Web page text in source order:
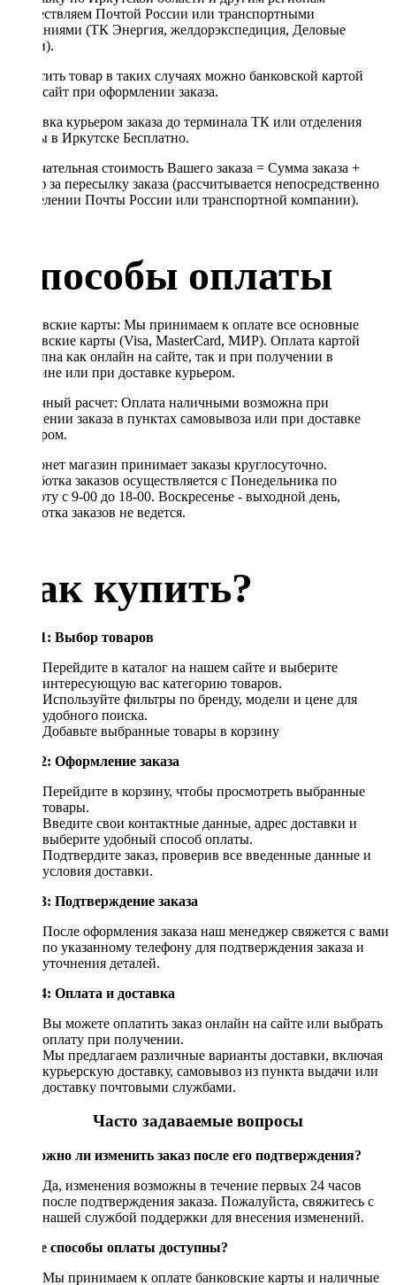
осуществляем Почтой России или транспортными
компаниями (ТК Энергия, желдорэкспедиция, Деловые
линии).
Оплатить товар в таких случаях можно банковской картой
через сайт при оформлении заказа.
Доставка курьером заказа до терминала ТК или отделения
Почты в Иркутске Бесплатно.
Окончательная стоимость Вашего заказа = Сумма заказа +
Тариф за пересылку заказа (рассчитывается непосредственно
в отделении Почты России или транспортной компании).
Способы оплаты
Банковские карты: Мы принимаем к оплате все основные
банковские карты (Visa, MasterCard, МИР). Оплата картой
доступна как онлайн на сайте, так и при получении в
магазине или при доставке курьером.
Наличный расчет: Оплата наличными возможна при
получении заказа в пунктах самовывоза или при доставке
курьером.
Интернет магазин принимает заказы круглосуточно.
Обработка заказов осуществляется с Понедельника по
Субботу с 9-00 до 18-00. Воскресенье - выходной день,
обработка заказов не ведется.
Как купить?
Шаг 1: Выбор товаров
Перейдите в каталог на нашем сайте и выберите
интересующую вас категорию товаров.
Используйте фильтры по бренду, модели и цене для
удобного поиска.
Добавьте выбранные товары в корзину
Шаг 2: Оформление заказа
Перейдите в корзину, чтобы просмотреть выбранные
товары.
Введите свои контактные данные, адрес доставки и
выберите удобный способ оплаты.
Подтвердите заказ, проверив все введенные данные и
условия доставки.
Шаг 3: Подтверждение заказа
После оформления заказа наш менеджер свяжется с вами
по указанному телефону для подтверждения заказа и
уточнения деталей.
Шаг 4: Оплата и доставка
Вы можете оплатить заказ онлайн на сайте или выбрать
оплату при получении.
Мы предлагаем различные варианты доставки, включая
курьерскую доставку, самовывоз из пункта выдачи или
доставку почтовыми службами.
Часто задаваемые вопросы
Возможно ли изменить заказ после его подтверждения?
Да, изменения возможны в течение первых 24 часов
после подтверждения заказа. Пожалуйста, свяжитесь с
нашей службой поддержки для внесения изменений.
Какие способы оплаты доступны?
Мы принимаем к оплате банковские карты и наличные